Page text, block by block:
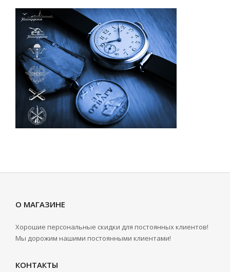
О МАГАЗИНЕ
Хорошие персональные скидки для постоянных клиентов!
Мы дорожим нашими постоянными клиентами!
КОНТАКТЫ